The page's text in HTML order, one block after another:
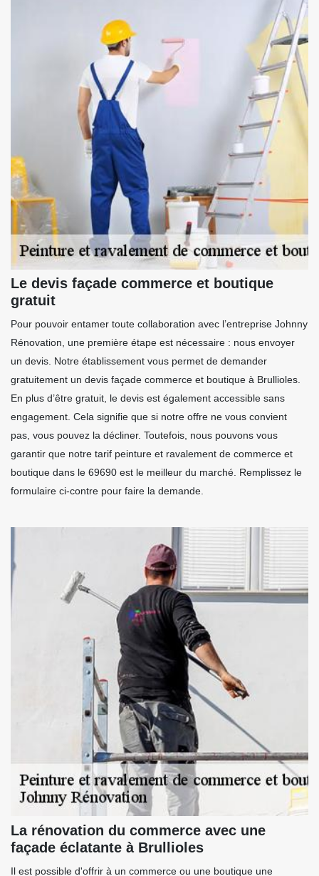
Le devis façade commerce et boutique
gratuit
Pour pouvoir entamer toute collaboration avec l’entreprise Johnny
Rénovation, une première étape est nécessaire : nous envoyer
un devis. Notre établissement vous permet de demander
gratuitement un devis façade commerce et boutique à Brullioles.
En plus d’être gratuit, le devis est également accessible sans
engagement. Cela signifie que si notre offre ne vous convient
pas, vous pouvez la décliner. Toutefois, nous pouvons vous
garantir que notre tarif peinture et ravalement de commerce et
boutique dans le 69690 est le meilleur du marché. Remplissez le
formulaire ci-contre pour faire la demande.
La rénovation du commerce avec une
façade éclatante à Brullioles
Il est possible d'offrir à un commerce ou une boutique une